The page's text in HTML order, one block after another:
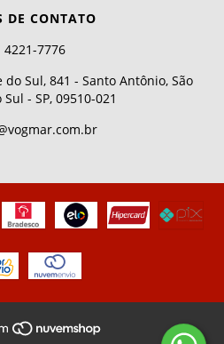
DE CONTATO
4221-7776
do Sul, 841 - Santo Antônio, São
- SP, 09510-021